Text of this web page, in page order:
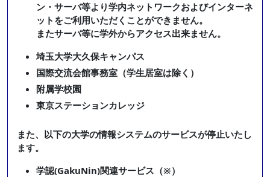
ン・サーバ等より学内ネットワークおよびインターネ
ットをご利用いただくことができません。
またサーバ等に学外からアクセス出来ません。
埼玉大学大久保キャンパス
国際交流会館事務室（学生居室は除く）
附属学校園
東京ステーションカレッジ
また、以下の大学の情報システムのサービスが停止いたし
ます。
学認(GakuNin)関連サービス（※）